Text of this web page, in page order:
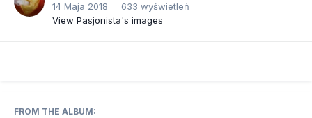
14 Maja 2018
633 wyświetleń
View Pasjonista's images
FROM THE ALBUM: